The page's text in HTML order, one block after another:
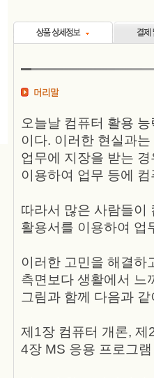
오늘날 컴퓨터 활용
이다. 이러한 현실과
업무에 지장을 받는
이용하여 업무 등에
따라서 많은 사람들이
활용서를 이용하여 업
이러한 고민을 해결하
측면보다 생활에서 느
그림과 함께 다음과
제1장 컴퓨터 개론,
4장 MS 응용 프로그